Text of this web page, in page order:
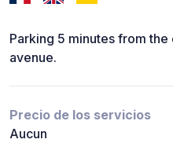
Parking 5 minutes from
avenue.
Precio de los servicios
Aucun